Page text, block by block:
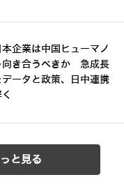
本企業は中国ヒューマノ
向き合うべきか 急成長
ータと政策、日中連携
と見る